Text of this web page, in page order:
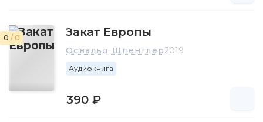
0 / 0 Закат Европы
Освальд Шпенглер2019
Аудиокнига
390 ₽